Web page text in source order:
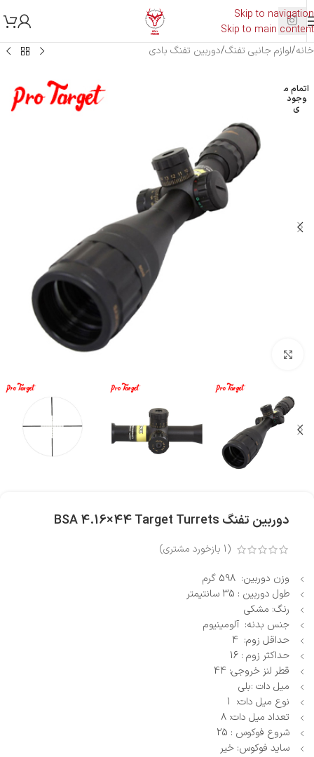
Skip to navigation
Skip to main content
خانه/لوازم جانبی تفنگ/دوربین تفنگ بادی
اتمام م
وجود
ی
دوربین تفنگ BSA 4.16×44 Target Turrets
(
1 بازخورد مشتری)
وزن دوربین: 598 گرم
طول دوربین : 35 سانتیمتر
رنگ: مشکی
جنس بدنه: آلومینیوم
حداقل زوم: 4
حداکثر زوم : 16
قطر لنز خروجی: 44
میل دات :بلی
نوع میل دات: 1
تعداد میل دات: 8
شروع فوکوس : 25
ساید فوکوس: خیر